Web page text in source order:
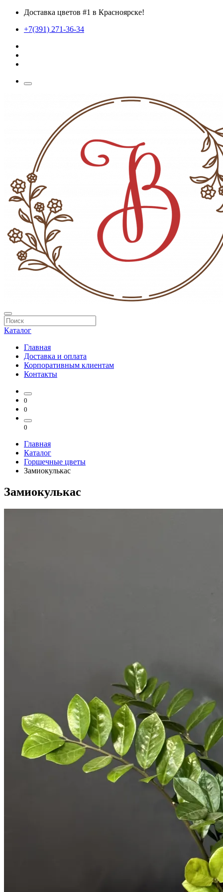
Доставка цветов #1 в Красноярске!
+7(391) 271-36-34
Каталог
Главная
Доставка и оплата
Корпоративным клиентам
Контакты
0
0
0
Главная
Каталог
Горшечные цветы
Замиокулькас
Замиокулькас